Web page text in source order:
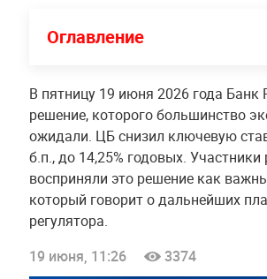
Оглавление
В пятницу 19 июня 2026 года Банк
решение, которого большинство
ожидали. ЦБ снизил ключевую
б.п., до 14,25% годовых.
восприняли это решение как
который говорит о дальнейших
регулятора.
19 июня, 11:26
3374